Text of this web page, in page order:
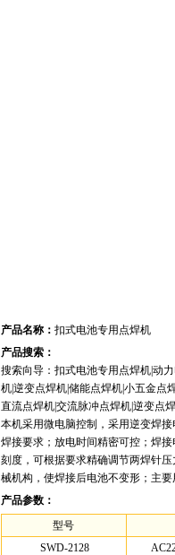
产品名称： 扣式电池专用点焊机
产品搜索：
搜索向导：扣式电池专用点焊机|动
机|逆变点焊机|储能点焊机|小五金点
直流点焊机|交流脉冲点焊机|逆变点
本机采用微电脑控制，采用逆变焊
焊接要求；放电时间精密可控；焊
刻度，可根据要求精确调节两焊针
械机构，使焊接后电池不变形；主
产品参数：
型号
SWD-2128